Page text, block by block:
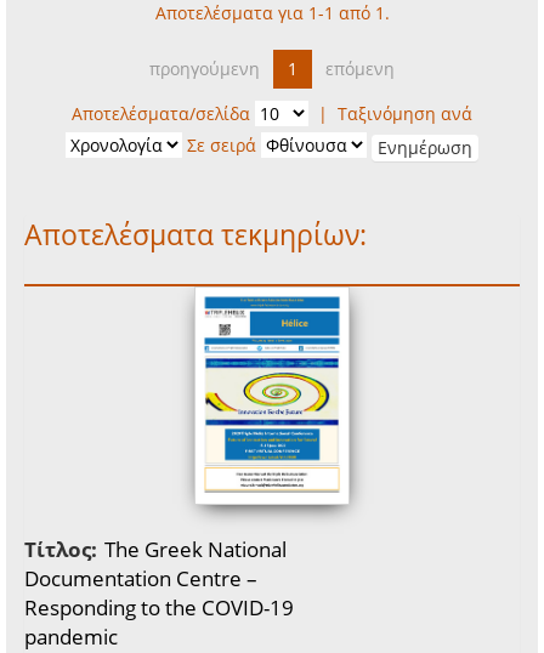
Αποτελέσματα για 1-1 από 1.
προηγούμενη 1
επόμενη
Αποτελέσματα/σελίδα
| Ταξινόμηση ανά
Σε σειρά
Αποτελέσματα τεκμηρίων:
Τίτλος: The Greek National
Documentation Centre –
Responding to the COVID-19
pandemic